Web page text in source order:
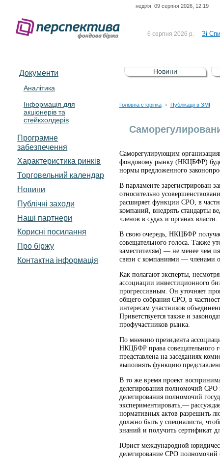
неділя, 09 серпня 2026, 12:19
6 серпня 2026 р. Зі
5 серпня 2026 р.
Зі
UA4000232607)
4 серпня 2026 р.
До
Документи
Аналітика
Інформація для
акціонерів та
стейкхолдерів
Програмне
забезпечення
Характеристика pинків
Торговельний календар
Новини
Публічні заходи
Наші партнери
Корисні посилання
Про біржу
Контактна інформація
Новини
Головна сторінка > Публікації в ЗМІ
Саморегулирующим
фондовому рынку (НКЦБФР)
нормы предложенного
В парламенте зарегистрирован
относительно
расширяет функции СРО, в
компаний, внедрять стандарты
членов в судах и органах власти.
В свою очередь, НКЦБФР
совещательного голоса. Также
заместителям) — не менее чем
связи с компаниями — членами
Как полагают эксперты,
ассоциации инвестиционного
прогрессивным. Он уточняет
общего собрания СРО, в
интересам участников
Приветствуется также и
профучастников рынка.
По мнению президента
НКЦБФР права совещательного
представлена на заседаниях
выполнять функцию
В то же время проект
делегирования полномочий СРО
делегирования полномочий
экспериментировать,—
нормативных актов разрешить
должно быть у специалиста,
знаний и получить сертификат
Юрист международной
делегирование СРО полномочий